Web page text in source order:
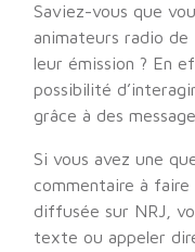
Saviez-vous que
animateurs radio
leur émission ? En
possibilité
grâce à des
Si vous avez une
commentaire à faire
diffusée sur NRJ,
texte ou appeler